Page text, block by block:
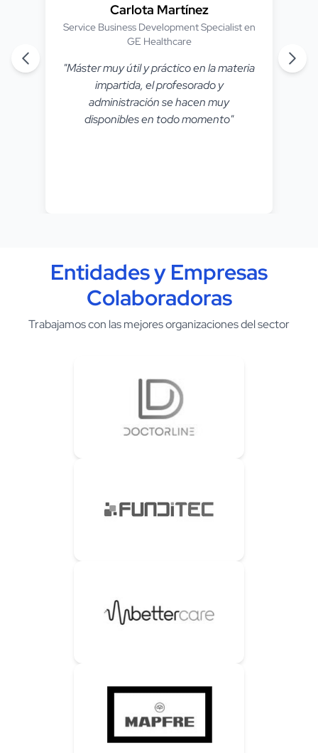
Carlota Martínez
Service Business Development Specialist en
GE Healthcare
"Máster muy útil y práctico en la materia
impartida, el profesorado y
administración se hacen muy
disponibles en todo momento"
Entidades y Empresas
Colaboradoras
Trabajamos con las mejores organizaciones del sector